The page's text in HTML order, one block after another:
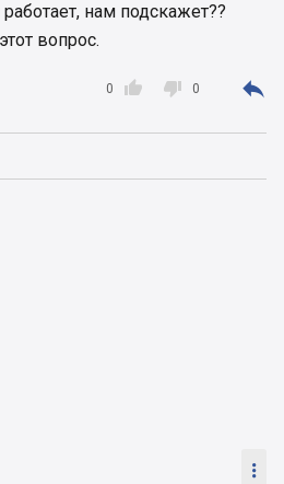
нам подскажет??
вопрос.

0  0 
